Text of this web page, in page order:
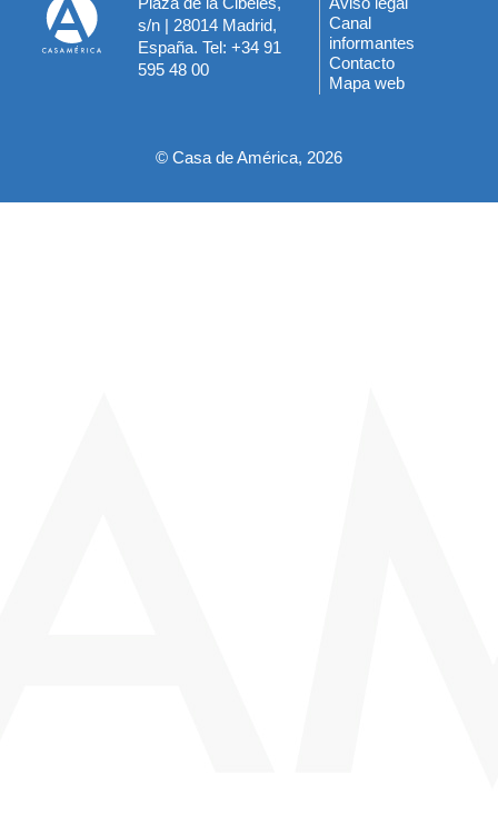
s/n | 28014 Madrid,
España. Tel: +34 91
595 48 00
Menú
del
pie
Canal
informantes
Contacto
Mapa web
© Casa de América, 2026